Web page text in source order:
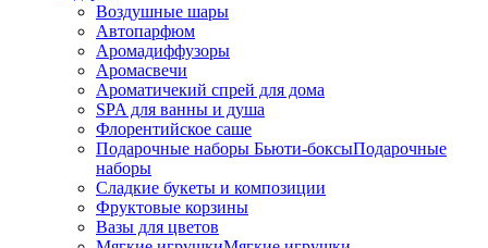
Воздушные шары
Автопарфюм
Аромадиффузоры
Аромасвечи
Ароматичекий спрей для дома
SPA для ванны и душа
Флорентийское саше
Подарочные наборы Бьюти-боксыПодарочные
наборы
Сладкие букеты и композиции
Фруктовые корзины
Вазы для цветов